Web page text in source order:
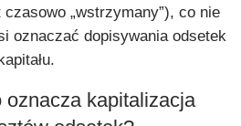
czasowo „wstrzymany”), co nie
oznaczać dopisywania odsetek
oznacza kapitalizacja